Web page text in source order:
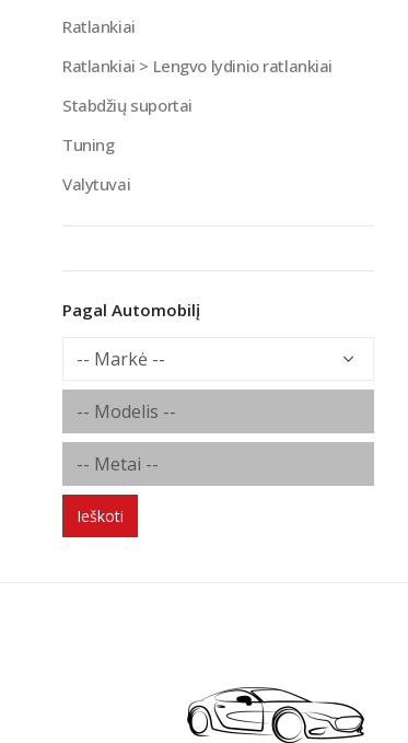
Ratlankiai
Ratlankiai > Lengvo lydinio ratlankiai
Stabdžių suportai
Tuning
Valytuvai
Pagal Automobilį
Ieškoti